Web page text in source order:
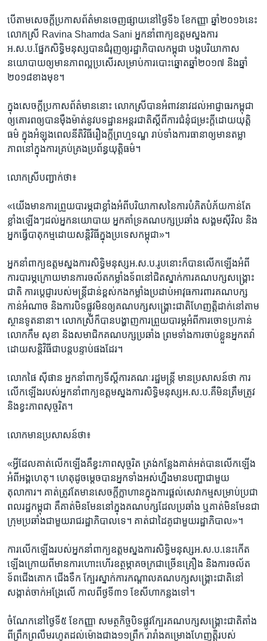
បើ​តាម​សេចក្តី​ប្រកាស​ព័ត៌មាន​ចេញ​ផ្សាយ​នៅ​ថ្ងៃ​ទី៦ ​ខែ​កញ្ញា​ ​ឆ្នាំ២០១៦នេះ
លោកស្រី Ravina Shamda Sani ​អ្នកនាំពាក្យ​ឧត្តម​ស្នង​ការ​
អ.ស.ប.ផ្នែក​សិទ្ធិ​មនុស្ស​បាន​ជំរុញ​ឲ្យ​រដ្ឋាភិបាល​កម្ពុជា​ បង្ក​បរិយាកាស​
នយោបាយ​ឲ្យ​មាន​ភាព​ល្អ​ប្រសើរ​សម្រាប់​ការ​បោះឆ្នោត​ឆ្នាំ​២០១៧ ​និង​ឆ្នាំ​
២០១៨​ខាង​មុខ។​
ក្នុង​សេចក្តី​ប្រកាស​ព័ត៌មាន​នោះ ​លោកស្រីបាន​អំពាវនាវ​ដល់​អាជ្ញាធរ​កម្ពុជា​
ឲ្យ​គោរព​ឲ្យ​បាន​ម៉ឺងម៉ាត់​នូវ​បទដ្ឋាន​អន្តរជាតិ​ស្តីពី​ការ​ជំនុំ​ជម្រះ​ក្តី​ដោយ​យុត្តិ
ធម៌ ​ក្នុង​អំឡុង​ពេល​នីតិវិធី​រឿង​ក្តី​ព្រហ្ម​ទណ្ឌ ​រាប់​ទាំង​ការ​ធានា​ឲ្យ​មាន​តម្លា
ភាព​នៅ​ក្នុង​ការ​គ្រប់គ្រង​ប្រព័ន្ធ​យុត្តិធម៌។​
លោកស្រី​បញ្ជាក់​ថា៖​
«យើង​មាន​ការ​ព្រួយ​បារម្ភ​ជា​ខ្លាំង​អំពី​បរិយាកាស​នៃ​ការ​បំភិត​បំភ័យ​កាន់​តែ​
ខ្លាំង​ឡើងៗ​ដល់​អ្នក​នយោបាយ ​អ្នកគាំទ្រគណបក្ស​ប្រឆាំង ​សង្គម​ស៊ីវិល ​និង​
អ្នក​ធ្វើ​បាតុកម្ម​ដោយសន្តិវិធី​ក្នុង​ប្រទេស​កម្ពុជា»។​
អ្នកនាំ​ពាក្យ​ឧត្តម​ស្នងការ​សិទ្ធិ​មនុស្ស​អ.ស.ប.​រូប​នោះ​ក៏បាន​លើក​ឡើង​អំពី​
ការ​បារម្ភ​ក្រោយ​មាន​ការ​ចល័ត​កម្លាំង​ទ័ព​នៅ​ជិតស្នាក់​ការ​គណបក្ស​សង្គ្រោះ
ជាតិ​ ការ​ប្តេជ្ញា​របស់​មន្ត្រី​ជាន់ខ្ពស់​កងកម្លាំង​ប្រដាប់​អាវុធ​ការពារ​គណបក្ស​
កាន់​អំណាច​ និង​ការ​បិទផ្លូវ​មិន​ឲ្យ​គណបក្ស​សង្គ្រោះជាតិ​ហែ​ញត្តិ​ដាក់​នៅ​តាម​
ស្ថានទូត​នានា។ ​លោកស្រី​ក៏​បាន​បង្ហាញ​ការ​ព្រួយ​បារម្ភ​អំពី​ការ​ចោទ​ប្រកាន់​
លោកកឹម សុខា ​និង​សមាជិក​គណបក្ស​ប្រឆាំង​ ព្រមទាំង​ការ​ចាប់ខ្លួន​អ្នក​តវ៉ា​
ដោយ​សន្តិវិធី​ជា​បន្តបន្ទាប់​ផង​ដែរ។​
លោកផៃ ស៊ីផាន ​អ្នកនាំ​ពាក្យ​ទីស្តីការ​គណៈ​រដ្ឋ​មន្រ្តី​ មាន​ប្រសាសន៍​ថា ​ការ​
លើក​ឡើង​របស់​អ្នកនាំ​ពាក្យ​ឧត្តម​ស្នងការ​សិទ្ធិ​មនុស្សអ.ស.ប.គឺមិន​ត្រឹមត្រូវ ​
និង​ខ្វះ​ភាព​សុច្ចរិត។​
លោក​មាន​ប្រសាសន៍​ថា៖​
«អ្វី​ដែល​គាត់​លើកឡើង​គឺ​ខ្វះ​ភាព​សុច្ចរិត ​ត្រង់​កន្លែងគាត់​អត់​បាន​លើក​ឡើង​
អំពី​អង្គហេតុ។ ​ហេតុ​ដូចម្តេច​បានអ្នក​ទាំង​អស់​ហ្នឹង​មាន​បញ្ហា​ជាមួយ​
តុលាការ។​ គាត់ត្រូវ​តែមាន​សេចក្តី​ក្លាហាន​ក្នុង​ការផ្តល់​សេវា​កម្ម​សម្រាប់​ប្រជា​
ពលរដ្ឋកម្ពុជា​ គឺ​គាត់​មិនមែន​នៅ​ក្នុង​គណបក្ស​ដែល​ប្រឆាំង​ ឬគាត់​មិនមែន​ជា
ក្រុម​ប្រឆាំង​ជាមួយ​រាជ​រដ្ឋាភិបាល​ទេ។​ គាត់​ជា​ដៃគូ​ជាមួយ​រដ្ឋាភិបាល»។​
ការ​លើកឡើងរបស់​អ្នក​នាំពាក្យ​ឧត្តម​ស្នងការ​សិទ្ធិ​មនុស្ស​អ.ស.ប.​នេះ​កើត​
ឡើង​ក្រោយ​ពី​មានការ​ហោះ​ហើរ​ឧត្ថម្ភាគចក្រ​ជា​ច្រើន​គ្រឿង ​និង​ការចល័ត​
ទ័ព​ជើង​គោក ​ជើង​ទឹក ​ក្បែរ​ស្នាក់​ការ​កណ្តាល​គណបក្ស​សង្គ្រោះជាតិ​នៅ​
សង្កាត់​ចាក់​អង្រែ​លើ ​កាលពី​ថ្ងទី​៣១ ​ខែ​សីហា​កន្លង​ទៅ។​
ចំណែក​នៅថ្ងៃ​ទី៥​ ខែ​កញ្ញា ​សមត្ថកិច្ច​បិទ​ផ្លូវ​ក្បែរ​គណបក្ស​សង្គ្រោះ​ជាតិ​តាំង​
ពី​ព្រឹក​ព្រលឹម​រហូត​ដល់​ម៉ោង​ជាង​១១​ព្រឹក​ រារាំង​គម្រោង​ហែញត្តិរបស់​